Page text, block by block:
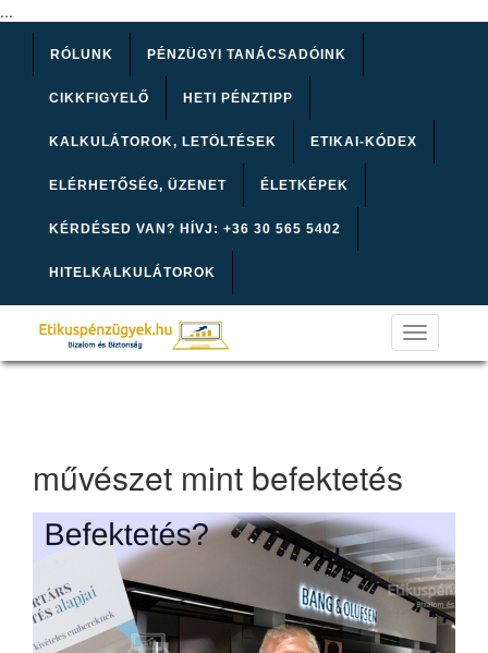
...
RÓLUNK PÉNZÜGYI TANÁCSADÓINK
CIKKFIGYELŐ HETI PÉNZTIPP
KALKULÁTOROK, LETÖLTÉSEK ETIKAI-KÓDEX
ELÉRHETŐSÉG, ÜZENET ÉLETKÉPEK
KÉRDÉSED VAN? HÍVJ: +36 30 565 5402
HITELKALKULÁTOROK
Toggle
navigation
művészet mint befektetés